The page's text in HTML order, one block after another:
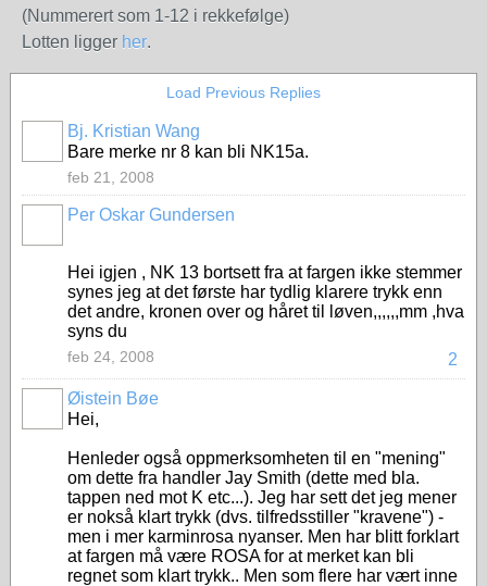
(Nummerert som 1-12 i rekkefølge)
Lotten ligger her.
Load Previous Replies
Bj. Kristian Wang
Bare merke nr 8 kan bli NK15a.
feb 21, 2008
Per Oskar Gundersen
Hei igjen , NK 13 bortsett fra at fargen ikke stemmer
synes jeg at det første har tydlig klarere trykk enn
det andre, kronen over og håret til løven,,,,,,mm ,hva
syns du
2
feb 24, 2008
Øistein Bøe
Hei,
Henleder også oppmerksomheten til en "mening"
om dette fra handler Jay Smith (dette med bla.
tappen ned mot K etc...). Jeg har sett det jeg mener
er nokså klart trykk (dvs. tilfredsstiller "kravene") -
men i mer karminrosa nyanser. Men har blitt forklart
at fargen må være ROSA for at merket kan bli
regnet som klart trykk.. Men som flere har vært inne